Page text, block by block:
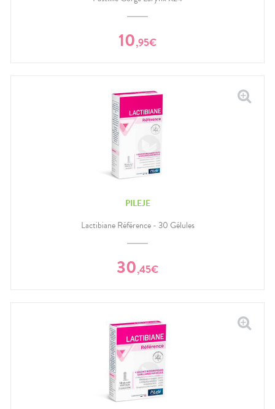
10,95€
PILEJE
Lactibiane Référence - 30 Gélules
30,45€